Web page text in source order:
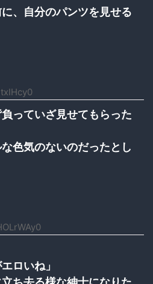
、自分のパンツを見せる
っていざ見せてもらった
色気のないのだったとし
ロいね」